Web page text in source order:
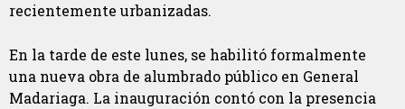
recientemente urbanizadas.
En la tarde de este lunes, se habilitó formalmente
una nueva obra de alumbrado público en General
Madariaga. La inauguración contó con la presencia